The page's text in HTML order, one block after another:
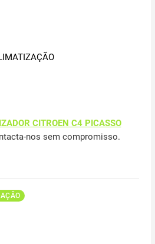
CITROEN C4 PICASSO
nos sem compromisso.